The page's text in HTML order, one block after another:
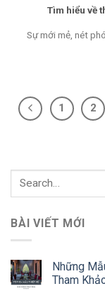
Tìm hiểu về
Sự mới mẻ, nét
1 2
BÀI VIẾT MỚI
Những
Tham